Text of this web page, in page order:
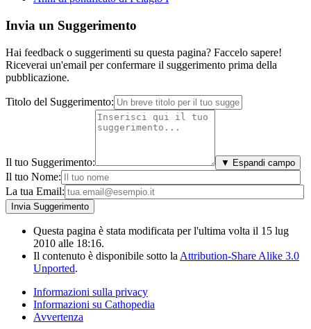
Invia un Suggerimento
Hai feedback o suggerimenti su questa pagina? Faccelo sapere!
Riceverai un'email per confermare il suggerimento prima della
pubblicazione.
Titolo del Suggerimento:
Il tuo Suggerimento: ▼ Espandi campo
Il tuo Nome:
La tua Email:
Questa pagina è stata modificata per l'ultima volta il 15 lug
2010 alle 18:16.
Il contenuto è disponibile sotto la Attribution-Share Alike 3.0
Unported.
Informazioni sulla privacy
Informazioni su Cathopedia
Avvertenza